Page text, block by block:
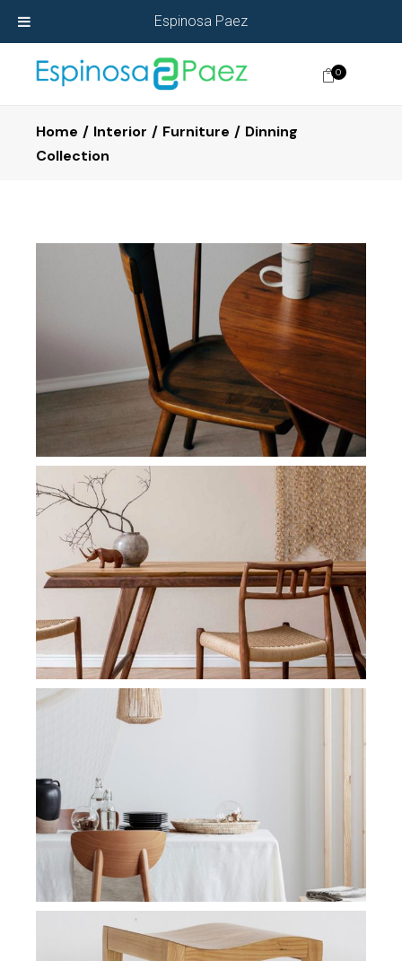
Espinosa Paez
0
Home Interior Furniture
Dinning
Collection